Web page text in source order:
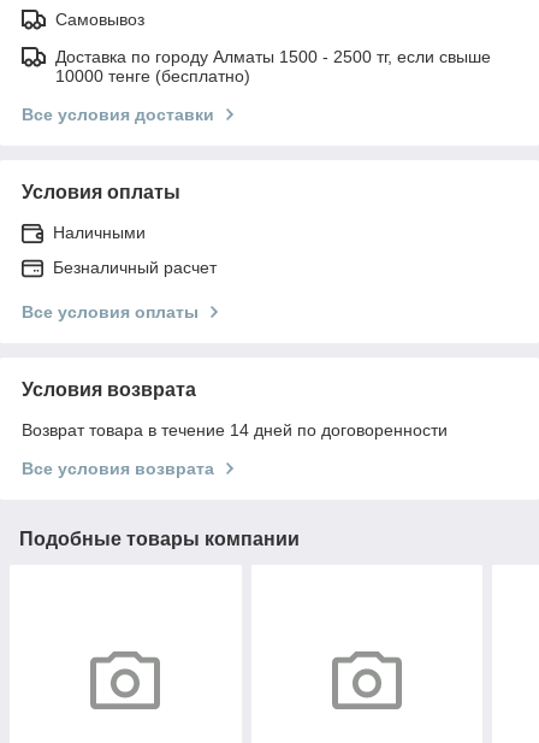
Самовывоз
Доставка по городу Алматы 1500 - 2500 тг, если свыше
10000 тенге (бесплатно)
Все условия доставки
Условия оплаты
Наличными
Безналичный расчет
Все условия оплаты
Условия возврата
Возврат товара в течение 14 дней по договоренности
Все условия возврата
Подобные товары компании